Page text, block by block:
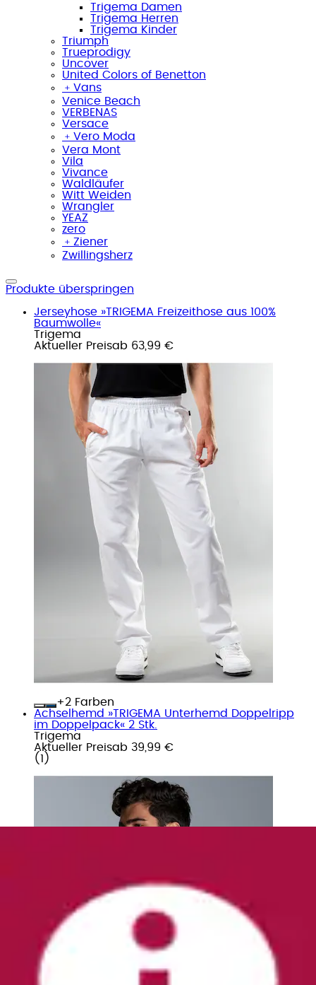
Trigema Damen
Trigema Herren
Trigema Kinder
Triumph
Trueprodigy
Uncover
United Colors of Benetton
﹢ Vans
Venice Beach
VERBENAS
Versace
﹢ Vero Moda
Vera Mont
Vila
Vivance
Waldläufer
Witt Weiden
Wrangler
YEAZ
zero
﹢ Ziener
Zwillingsherz
Produkte überspringen
Jerseyhose »TRIGEMA Freizeithose aus 100%
Baumwolle«
Trigema
Aktueller Preisab 63,99 €
+
Farben
Achselhemd »TRIGEMA Unterhemd Doppelripp
im Doppelpack« 2 Stk.
Trigema
Aktueller Preisab 39,99 €
( 1 )